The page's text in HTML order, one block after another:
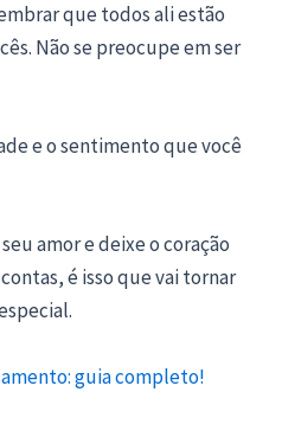
que todos ali estão
Não se preocupe em ser
e o sentimento que você
amor e deixe o coração
é isso que vai tornar
guia completo!